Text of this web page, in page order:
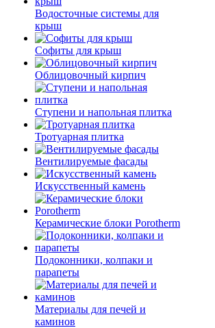
Водосточные системы для
крыш
Софиты для крыш
Облицовочный кирпич
Ступени и напольная плитка
Тротуарная плитка
Вентилируемые фасады
Искусственный камень
Керамические блоки Porotherm
Подоконники, колпаки и
парапеты
Материалы для печей и
каминов